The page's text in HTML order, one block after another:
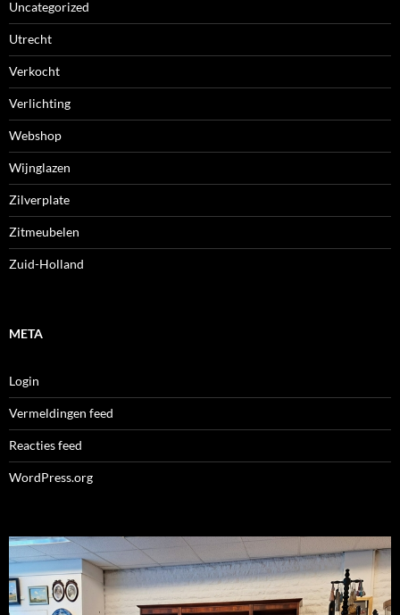
Uncategorized
Utrecht
Verkocht
Verlichting
Webshop
Wijnglazen
Zilverplate
Zitmeubelen
Zuid-Holland
META
Login
Vermeldingen feed
Reacties feed
WordPress.org